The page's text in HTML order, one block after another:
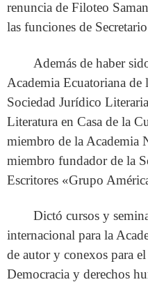
renuncia de Filoteo
las funciones de
Además de haber
Academia Ecuatoriana de
Sociedad Jurídico
Literatura en Casa de la
miembro de la Academia
miembro fundador de la
Escritores «Grupo
Dictó cursos y
internacional para la
de autor y conexos para
Democracia y derechos